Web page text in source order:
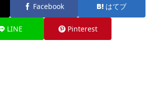
Facebook はてブ
LINE Pinterest